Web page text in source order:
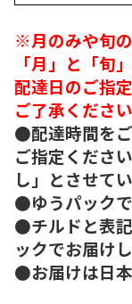
※月のみや旬
「月」と「旬
配達日のご指
ご了承ください
●配達時間を
ご指定くださ
し」とさせて
●ゆうパックで
●チルドと表
ックでお届けし
●お届けは日本